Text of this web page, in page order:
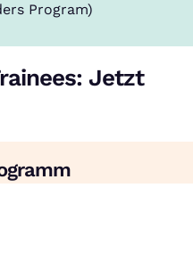
Program)
Jetzt